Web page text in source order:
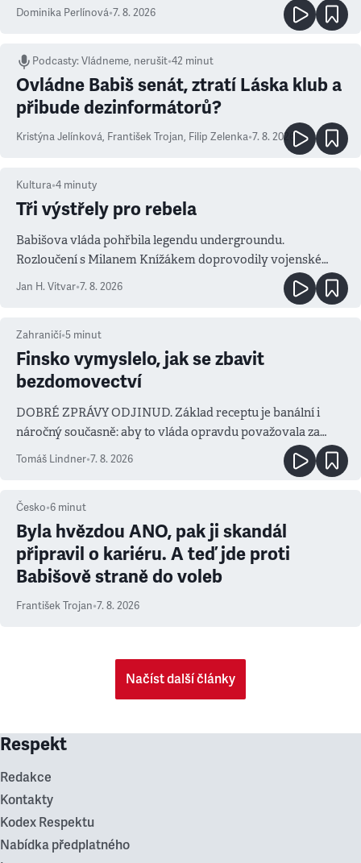
Dominika Perlínová•7. 8. 2026
Podcasty:Vládneme, nerušit•42 minut
Ovládne Babiš senát, ztratí Láska klub a
přibude dezinformátorů?
Kristýna Jelínková, František Trojan, Filip Zelenka•7. 8. 2026
Kultura•4 minuty
Tři výstřely pro rebela
Babišova vláda pohřbila legendu undergroundu.
Rozloučení s Milanem Knížákem doprovodily vojenské
Jan H. Vitvar•7. 8. 2026
Zahraničí•5 minut
Finsko vymyslelo, jak se zbavit
bezdomovectví
DOBRÉ ZPRÁVY ODJINUD. Základ receptu je banální i
náročný současně: aby to vláda opravdu považovala za
Tomáš Lindner•7. 8. 2026
Česko•6 minut
Byla hvězdou ANO, pak ji skandál
připravil o kariéru. A teď jde proti
Babišově straně do voleb
František Trojan•7. 8. 2026
Načíst další články
Respekt
Redakce
Kontakty
Kodex Respektu
Nabídka předplatného